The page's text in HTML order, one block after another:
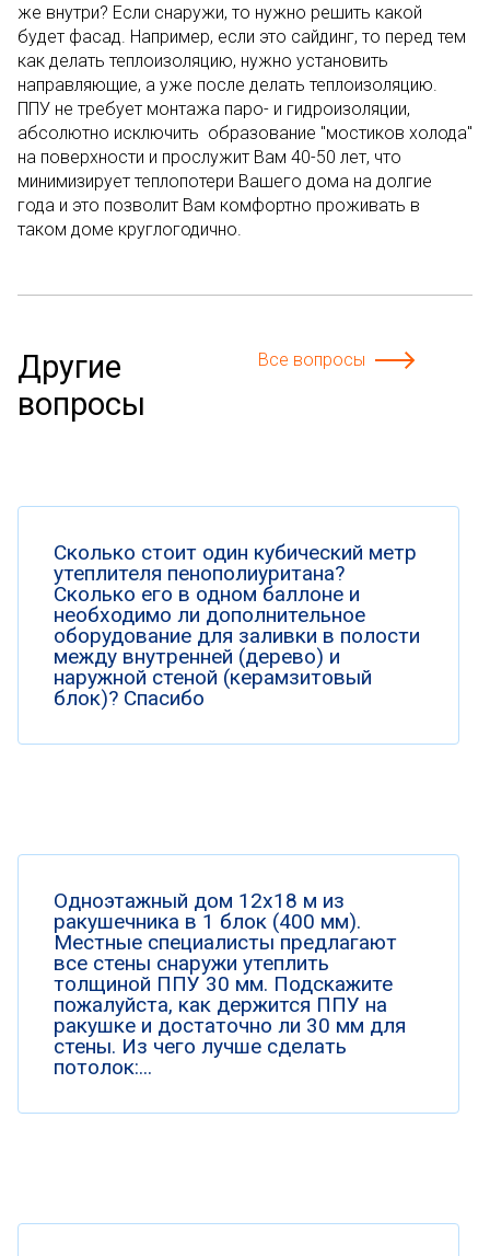
же внутри? Если снаружи, то нужно решить какой
будет фасад. Например, если это сайдинг, то перед тем
как делать теплоизоляцию, нужно установить
направляющие, а уже после делать теплоизоляцию.
ППУ не требует монтажа паро- и гидроизоляции,
абсолютно исключить образование "мостиков холода"
на поверхности и прослужит Вам 40-50 лет, что
минимизирует теплопотери Вашего дома на долгие
года и это позволит Вам комфортно проживать в
таком доме круглогодично.
Другие
вопросы
Все вопросы
Сколько стоит один кубический метр
утеплителя пенополиуритана?
Сколько его в одном баллоне и
необходимо ли дополнительное
оборудование для заливки в полости
между внутренней (дерево) и
наружной стеной (керамзитовый
блок)? Спасибо
Одноэтажный дом 12х18 м из
ракушечника в 1 блок (400 мм).
Местные специалисты предлагают
все стены снаружи утеплить
толщиной ППУ 30 мм. Подскажите
пожалуйста, как держится ППУ на
ракушке и достаточно ли 30 мм для
стены. Из чего лучше сделать
потолок:...